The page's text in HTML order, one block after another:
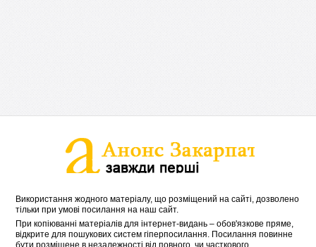
Використання жодного матеріалу, що розміщений на сайті, дозволено
тільки при умові посилання на наш сайт.
При копіюванні матеріалів для інтернет-видань – обов'язкове пряме,
відкрите для пошукових систем гіперпосилання. Посилання повинне
бути розміщене в незалежності від повного, чи часткового